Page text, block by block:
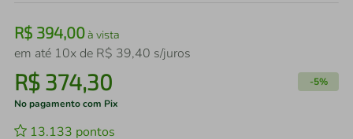
R$ 394,00à vista
em até 10x de R$ 39,40 s/juros
R$ 374,30 -5%
No pagamento com Pix
13.133 pontos